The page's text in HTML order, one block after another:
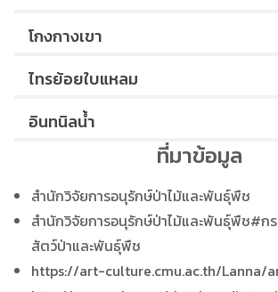
โกงกางเขา
ไทรย้อยใบแหลม
อินทนิลน้ำ
ที่มาข้อมูล
สำนักวิจัยการอนุรักษ์ป่าไม้และพันธุ์พืช
สำนักวิจัยการอนุรักษ์ป่าไม้และพันธุ์พืช#ก
สัตว์ป่าและพันธุ์พืช
https://art-culture.cmu.ac.th/Lanna/